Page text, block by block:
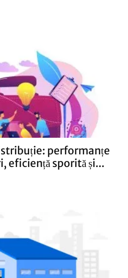
performanțe
eficiență sporită și...